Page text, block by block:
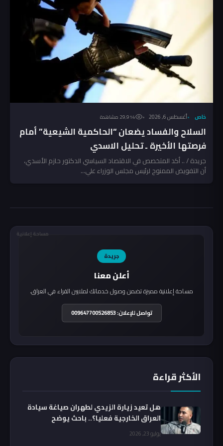
خاص أغسطس 6, 2026 29٬914 مشاهدة
السلاح والفساد يضعان “الحاكمية الشيعية” أمام
فرصتها الأخيرة ـ تحليل الاسدي
جريدة / .. أكد المتخصص في الاقتصاد السياسي الدكتور حازم الأسدي،
أن التفويض الممنوح لرئيس مجلس الوزراء علي...
مساحة إعلانية
جريدة
أعلن معنا
مساحة إعلانية مميزة تضمن وصول خدماتك لملايين القراء في العراق.
تواصل للإعلان: 009647700526853
الأكثر قراءة
هل تعيد زيارة الزيدي لطهران صياغة سيادة
العراق الخارجية فعليا؟.. باحث يوضح
يوليو 23, 2026